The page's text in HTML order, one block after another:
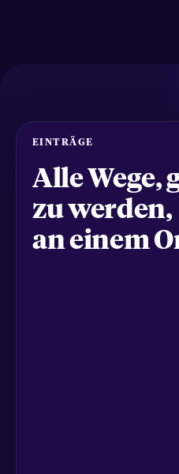
EINTRÄGE
Alle Wege,
zu werden,
an einem